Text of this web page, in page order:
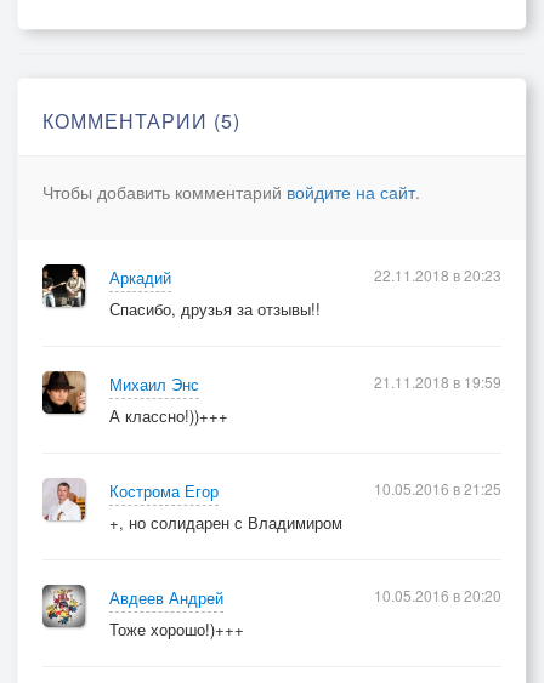
КОММЕНТАРИИ (5)
Чтобы добавить комментарий войдите на сайт.
Аркадий
Спасибо, друзья за отзывы!!
22.11.2018 в 20:23
Михаил Энс
А классно!))+++
21.11.2018 в 19:59
Кострома Егор
+, но солидарен с Владимиром
10.05.2016 в 21:25
Авдеев Андрей
Тоже хорошо!)+++
10.05.2016 в 20:20